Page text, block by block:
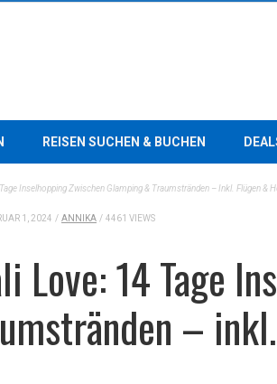
REISEN SUCHEN & BUCHEN
Inselhopping Zwischen Glamping & Traumstränden – Inkl. Flügen &
1, 2024 / ANNIKA / 4461 VIEWS
14 Tage
–